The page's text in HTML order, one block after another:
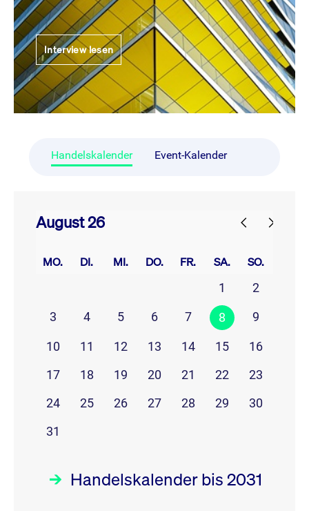
Interview lesen
Handelskalender Event-Kalender
August 26
MO. DI. MI. DO. FR. SA. SO.
1
2
3
4 5 6 7 8 9
10 11 12 13 14 15
16
17
18 19 20 21 22
23
24
25 26 27 28 29
30
31
Handelskalender bis 2031